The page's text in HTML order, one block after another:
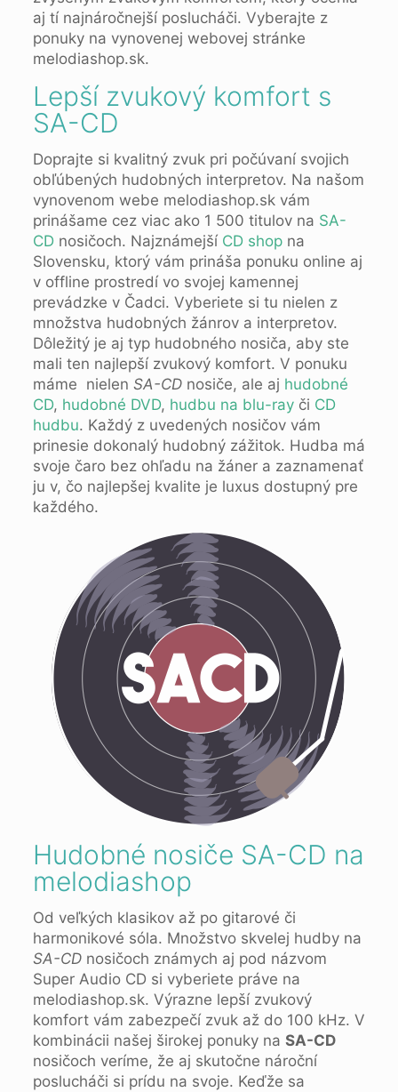
aj tí najnáročnejší poslucháči. Vyberajte z
ponuky na vynovenej webovej stránke
melodiashop.sk.
Lepší zvukový komfort s
SA-CD
Doprajte si kvalitný zvuk pri počúvaní svojich
obľúbených hudobných interpretov. Na našom
vynovenom webe melodiashop.sk vám
prinášame cez viac ako 1 500 titulov na SA-
CDnosičoch. Najznámejší CD shopna
Slovensku, ktorý vám prináša ponuku online aj
v offline prostredí vo svojej kamennej
prevádzke v Čadci. Vyberiete si tu nielen z
množstva hudobných žánrov a interpretov.
Dôležitý je aj typ hudobného nosiča, aby ste
mali ten najlepší zvukový komfort. V ponuku
máme nielen SA-CDnosiče, ale aj hudobné
CD, hudobné DVD, hudbu na blu-rayči CD
hudbu. Každý z uvedených nosičov vám
prinesie dokonalý hudobný zážitok. Hudba má
svoje čaro bez ohľadu na žáner a zaznamenať
ju v, čo najlepšej kvalite je luxus dostupný pre
každého.
Hudobné nosiče SA-CD na
melodiashop
Od veľkých klasikov až po gitarové či
harmonikové sóla. Množstvo skvelej hudby na
SA-CDnosičoch známych aj pod názvom
Super Audio CD si vyberiete práve na
melodiashop.sk. Výrazne lepší zvukový
komfort vám zabezpečí zvuk až do 100 kHz. V
kombinácii našej širokej ponuky na SA-CD
nosičoch veríme, že aj skutočne nároční
poslucháči si prídu na svoje. Keďže sa